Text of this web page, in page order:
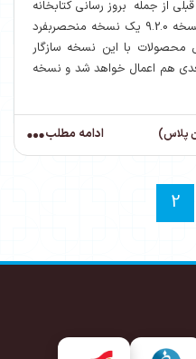
از جمله بروز رسانی کتابخانه
ها و تمامی ساختاری که باعث شد نسخه 9.2.0 یک نسخه منحصربفرد
محصولات با این نسخه سازگار
های بعدی هم اعمال خواهد شد و نسخه
پلاس) ادامه مطلب
2